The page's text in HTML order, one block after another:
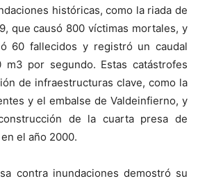
históricas, como la riada de
que causó 800 víctimas mortales, y
60 fallecidos y registró un caudal
por segundo. Estas catástrofes
de infraestructuras clave, como la
y el embalse de Valdeinfierno, y
de la cuarta presa de
el año 2000.
contra inundaciones demostró su